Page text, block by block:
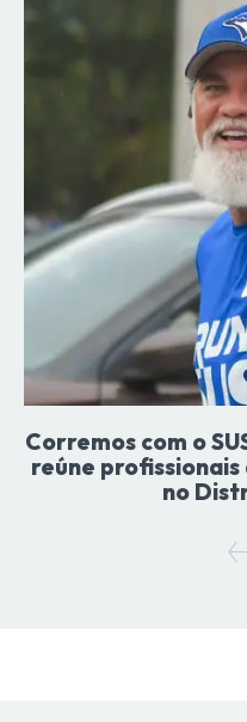
Corremos com o
reúne profissionais
no